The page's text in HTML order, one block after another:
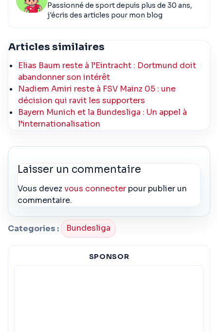
Passionné de sport depuis plus de 30 ans,
j'écris des articles pour mon blog
Articles similaires
Elias Baum reste à l’Eintracht : Dortmund doit
abandonner son intérêt
Nadiem Amiri reste à FSV Mainz 05 : une
décision qui ravit les supporters
Bayern Munich et la Bundesliga : Un appel à
l’internationalisation
Laisser un commentaire
Vous devezvous connecter pour publier un
commentaire.
Categories : Bundesliga
SPONSOR